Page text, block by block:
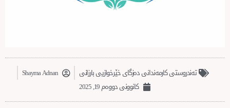
کارمەندانی دەزگای خێرخوازیی بارزانی
Shayma Adnan
کانوونی دووەم 19, 2025